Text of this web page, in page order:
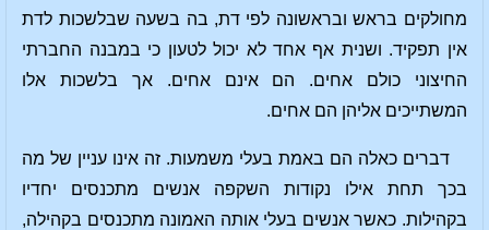
מחולקים בראש ובראשונה לפי דת, בה בשעה שבלשכות לדת
אין תפקיד. ושנית אף אחד לא יכול לטעון כי במבנה החברתי
החיצוני כולם אחים. הם אינם אחים. אך בלשכות אלו
המשתייכים אליהן הם אחים.
דברים כאלה הם באמת בעלי משמעות. זה אינו עניין של מה
בכך תחת אילו נקודות השקפה אנשים מתכנסים יחדיו
בקהילות. כאשר אנשים בעלי אותה האמונה מתכנסים בקהילה,